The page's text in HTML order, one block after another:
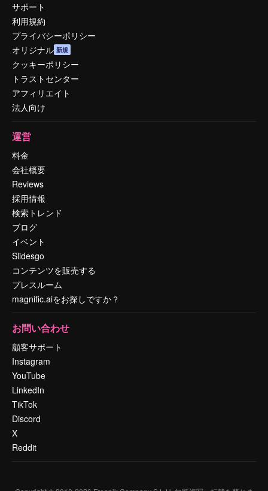
サポート
利用規約
プライバシーポリシー
オリジナル 新規
クッキーポリシー
トラストセンター
アフィリエイト
法人向け
運営
料金
会社概要
Reviews
採用情報
検索トレンド
ブログ
イベント
Slidesgo
コンテンツを販売する
プレスルーム
magnific.aiをお探しですか？
お問い合わせ
顧客サポート
Instagram
YouTube
LinkedIn
TikTok
Discord
X
Reddit